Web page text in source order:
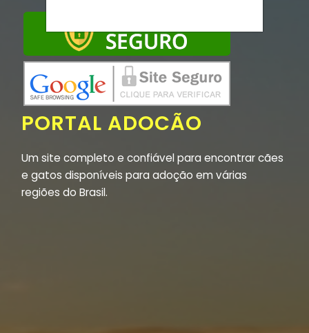
PORTAL ADOCÃO
Um site completo e confiável para encontrar cães
e gatos disponíveis para adoção em várias
regiões do Brasil.